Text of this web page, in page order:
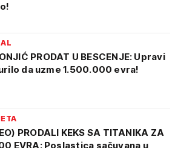
PRODAT U BESCENJE: Upravi
da uzme 1.500.000 evra!
PRODALI KEKS SA TITANIKA ZA
EVRA: Poslastica sačuvana u